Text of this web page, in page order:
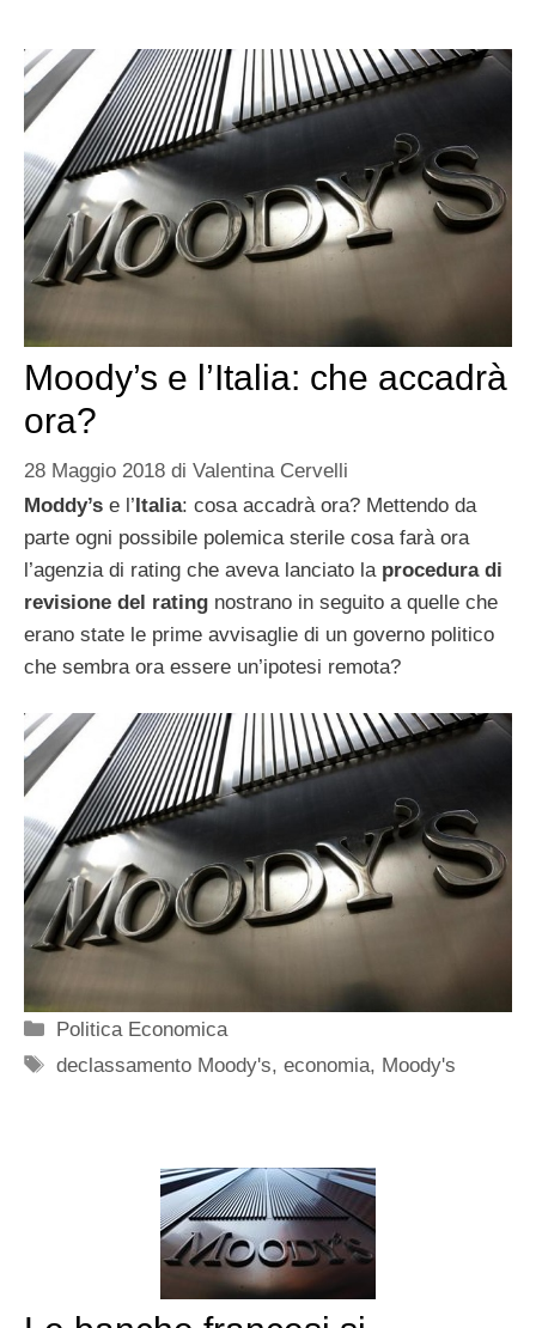
Moody’s e l’Italia: che accadrà
ora?
28 Maggio 2018 di Valentina Cervelli
Moddy’s e l’Italia: cosa accadrà ora? Mettendo da
parte ogni possibile polemica sterile cosa farà ora
l’agenzia di rating che aveva lanciato la procedura di
revisione del rating nostrano in seguito a quelle che
erano state le prime avvisaglie di un governo politico
che sembra ora essere un’ipotesi remota?
Categorie
Politica Economica
Tag
declassamento Moody's,economia, Moody's